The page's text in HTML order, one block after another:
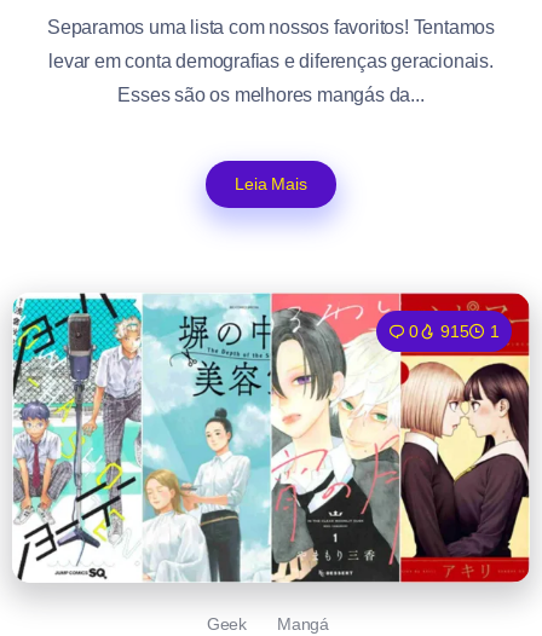
Separamos uma lista com nossos favoritos! Tentamos
levar em conta demografias e diferenças geracionais.
Esses são os melhores mangás da...
Leia Mais
0 915 1
Geek Mangá